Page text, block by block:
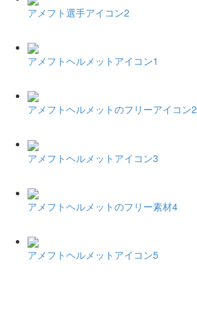
アメフト選手アイコン2
アメフトヘルメットアイコン1
アメフトヘルメットのフリーアイコン2
アメフトヘルメットアイコン3
アメフトヘルメットのフリー素材4
アメフトヘルメットアイコン5